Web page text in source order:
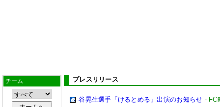
チーム プレスリリース
谷晃生選手「けるとめる」出演のお知らせ - FC